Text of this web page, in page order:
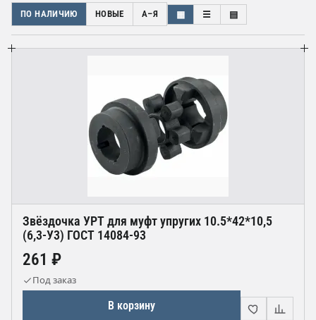
ПО НАЛИЧИЮ НОВЫЕ А–Я ▦ ☰ ▤
Звёздочка УРТ для муфт упругих 10.5*42*10,5
(6,3-У3) ГОСТ 14084-93
261 ₽
Под заказ
В корзину